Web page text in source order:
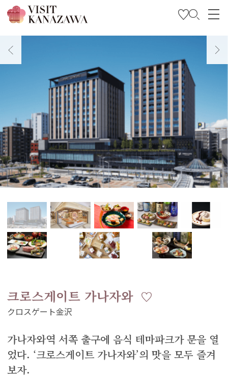
여행 계획 세우기
Travel Trade and Media
Languages
크로스게이트 가나자와
가나자와역 서쪽 출구에 음식 테마파크가 문을 열
었다. ‘크로스게이트 가나자와’의 맛을 모두 즐겨
보자.